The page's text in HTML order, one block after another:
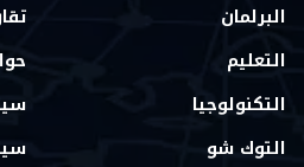
البرلمان
التعليم
التكنولوجيا
التوك شو